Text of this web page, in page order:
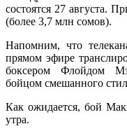
состоятся 27 августа.
(более 3,7 млн сомов).
Напомним, что
прямом эфире
боксером Флойдом
бойцом смешанного
Как ожидается, бой
утра.